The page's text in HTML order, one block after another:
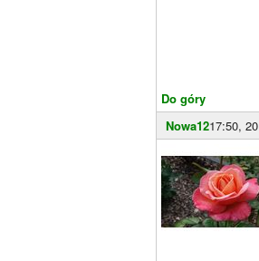
Do góry
Nowa1217:50,